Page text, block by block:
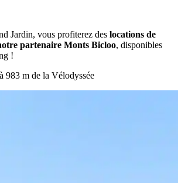
Jardin, vous profiterez des locations de
partenaire Monts Bicloo, disponibles
!
983 m de la Vélodyssée